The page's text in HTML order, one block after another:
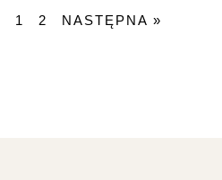
1 2 NASTĘPNA »